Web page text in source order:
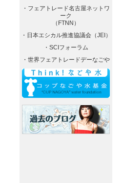
・フェアトレード名古屋ネットワ
ーク
（FTNN）
・日本エシカル推進協議会（JEI）
・SCIフォーラム
・世界フェアトレードデーなごや